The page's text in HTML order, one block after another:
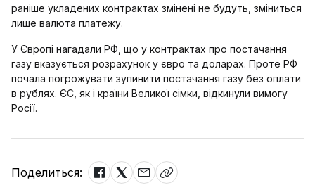
раніше укладених контрактах змінені не будуть, зміниться
лише валюта платежу.
У Європі нагадали РФ, що у контрактах про постачання
газу вказується розрахунок у євро та доларах. Проте РФ
почала погрожувати зупинити постачання газу без оплати
в рублях. ЄС, як і країни Великої сімки, відкинули вимогу
Росії.
Поделиться: